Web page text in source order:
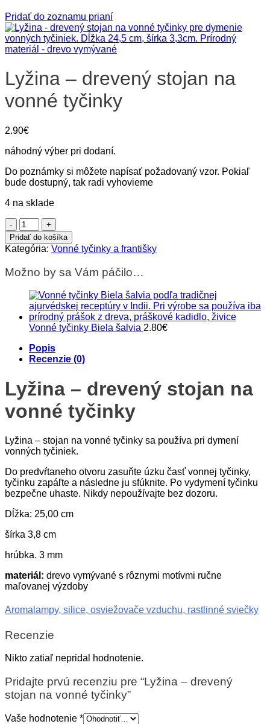
Pridať do zoznamu prianí
Lyžina – drevený stojan na
vonné tyčinky
2.90€
náhodný výber pri dodaní.
Do poznámky si môžete napísať požadovaný vzor. Pokiaľ
bude dostupný, tak radi vyhovieme
4 na sklade
množstvo
Lyžina
-
drevený
stojan
na
vonné
tyčinky
Pridať do košíka
Kategória: Vonné tyčinky a františky
Možno by sa Vám páčilo…
Vonné tyčinky Biela šalvia 2.80€
Popis
Recenzie (0)
Lyžina – drevený stojan na
vonné tyčinky
Lyžina – stojan na vonné tyčinky sa používa pri dymení
vonných tyčiniek.
Do predvŕtaneho otvoru zasuňte úzku časť vonnej tyčinky,
tyčinku zapáľte a následne ju sfúknite. Po vydymení tyčinku
bezpečne uhaste. Nikdy nepoužívajte bez dozoru.
Dĺžka: 25,00 cm
šírka 3,8 cm
hrúbka. 3 mm
materiál: drevo vymývané s rôznymi motívmi ručne
maľovanej výzdoby
Aromalampy, silice, osviežovače vzduchu, rastlinné sviečky
Recenzie
Nikto zatiaľ nepridal hodnotenie.
Pridajte prvú recenziu pre “Lyžina – drevený
stojan na vonné tyčinky”
Vaše hodnotenie *